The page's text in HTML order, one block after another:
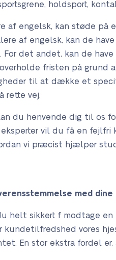
holdsport,
af engelsk, kan støde på
af engelsk, kan de
For det andet, kan de
fristen på grund
til at dække et
rette vej.
du henvende dig til os
vil du få en fejlfri
vi præcist hjælper
med
helt sikkert f modtage
kundetilfredshed vores
En stor ekstra fordel